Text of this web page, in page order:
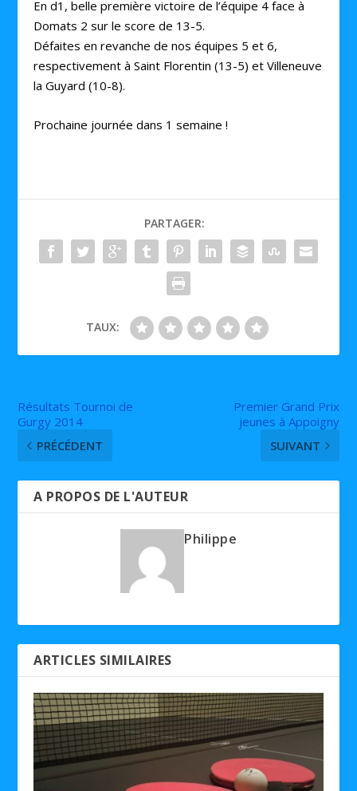
En d1, belle première victoire de l’équipe 4 face à
Domats 2 sur le score de 13-5.
Défaites en revanche de nos équipes 5 et 6,
respectivement à Saint Florentin (13-5) et Villeneuve
la Guyard (10-8).
Prochaine journée dans 1 semaine !
PARTAGER:
TAUX:
Résultats Tournoi de
Gurgy 2014
PRÉCÉDENT
Premier Grand Prix
jeunes à Appoigny
SUIVANT
A PROPOS DE L'AUTEUR
Philippe
ARTICLES SIMILAIRES